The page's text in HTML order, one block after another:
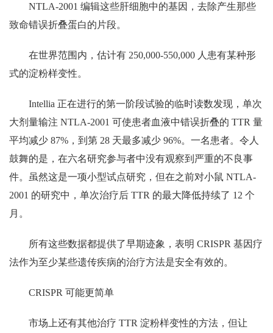
NTLA-2001 编辑这些肝细胞中的基因，去除产生那些
致命错误折叠蛋白的片段。
在世界范围内，估计有 250,000-550,000 人患有某种形
式的淀粉样变性。
Intellia 正在进行的第一阶段试验的临时读数发现，单次
大剂量输注 NTLA-2001 可使患者血液中错误折叠的 TTR 量
平均减少 87%，到第 28 天最多减少 96%。一名患者。令人
鼓舞的是，在六名研究参与者中没有观察到严重的不良事
件。虽然这是一项小型试点研究，但在之前对小鼠 NTLA-
2001 的研究中，单次治疗后 TTR 的最大降低持续了 12 个
月。
所有这些数据都提供了早期迹象，表明 CRISPR 基因疗
法作为至少某些遗传疾病的治疗方法是安全有效的。
CRISPR 可能更简单
市场上还有其他治疗 TTR 淀粉样变性的方法，但让